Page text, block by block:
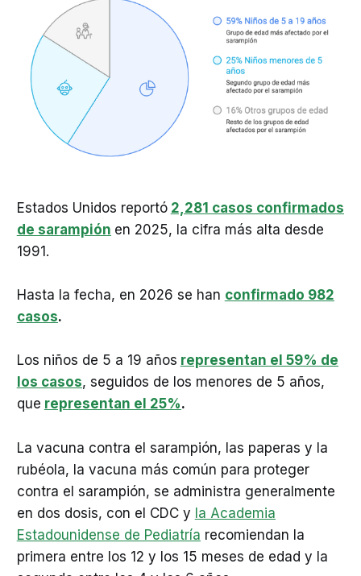
Estados Unidos reportó 2,281 casos confirmados
de sarampión en 2025, la cifra más alta desde
1991.
Hasta la fecha, en 2026 se han confirmado 982
casos.
Los niños de 5 a 19 años representan el 59% de
los casos, seguidos de los menores de 5 años,
que representan el 25%.
La vacuna contra el sarampión, las paperas y la
rubéola, la vacuna más común para proteger
contra el sarampión, se administra generalmente
en dos dosis, con el CDC y la Academia
Estadounidense de Pediatría recomiendan la
primera entre los 12 y los 15 meses de edad y la